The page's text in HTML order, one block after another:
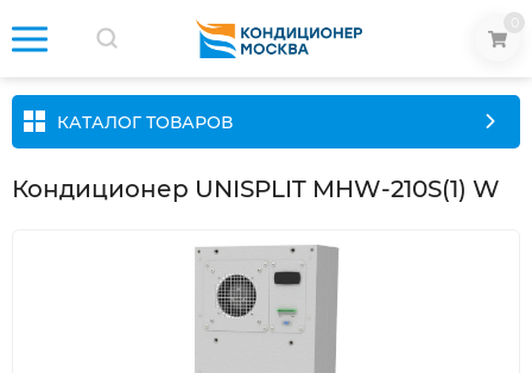
КАТАЛОГ ТОВАРОВ
Кондиционер UNISPLIT MHW-210S(1) W